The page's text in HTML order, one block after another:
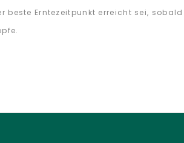
beste Erntezeitpunkt erreicht sei,